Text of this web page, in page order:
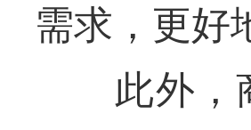
需求，更好
此外，商